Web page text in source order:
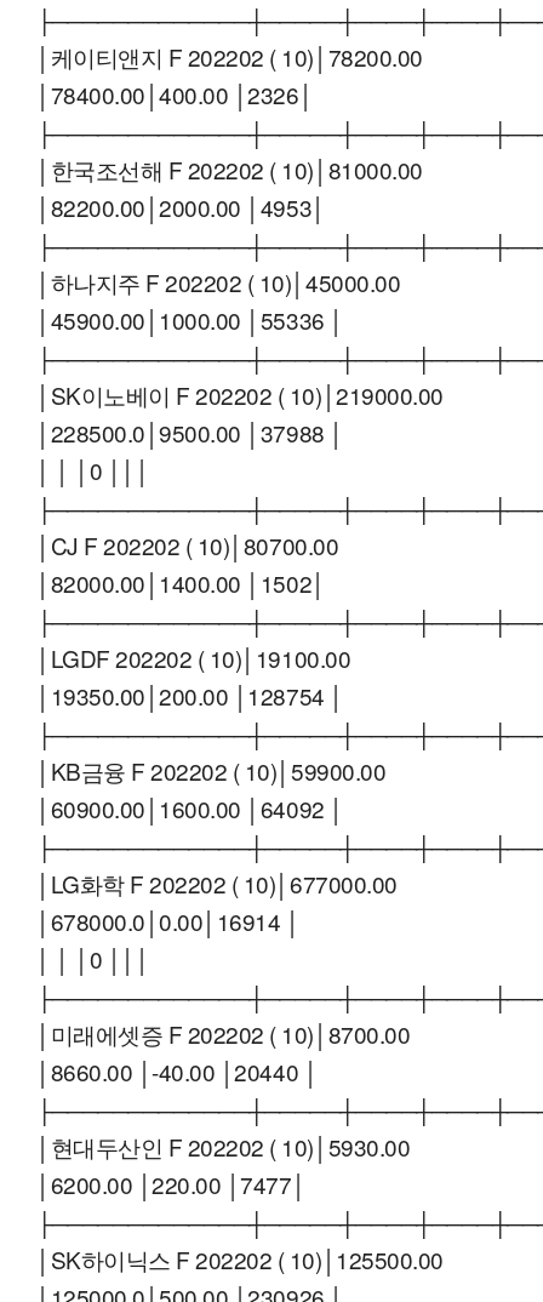
│케이티앤지 F 202202 ( 10)│78200.00
│78400.00│400.00 │2326│
│한국조선해 F 202202 ( 10)│81000.00
│82200.00│2000.00 │4953│
│하나지주 F 202202 ( 10)│45000.00
│45900.00│1000.00 │55336 │
│SK이노베이 F 202202 ( 10)│219000.00
│228500.0│9500.00 │37988 │
│ │ │0 │││
│CJ F 202202 ( 10)│80700.00
│82000.00│1400.00 │1502│
│LGDF 202202 ( 10)│19100.00
│19350.00│200.00 │128754 │
│KB금융 F 202202 ( 10)│59900.00
│60900.00│1600.00 │64092 │
│LG화학 F 202202 ( 10)│677000.00
│678000.0│0.00│16914 │
│ │ │0 │││
│미래에셋증 F 202202 ( 10)│8700.00
│8660.00 │-40.00 │20440 │
│현대두산인 F 202202 ( 10)│5930.00
│6200.00 │220.00 │7477│
│SK하이닉스 F 202202 ( 10)│125500.00